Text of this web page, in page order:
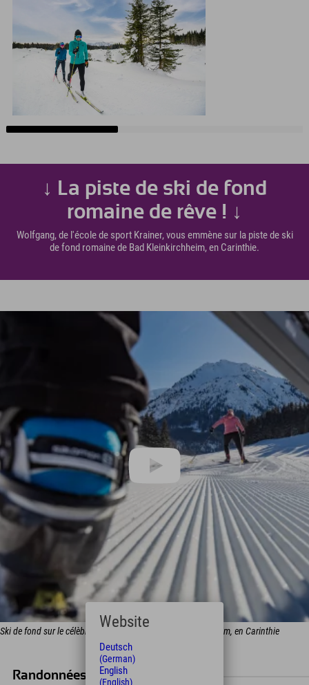
↓ La piste de ski de fond
romaine de rêve ! ↓
Wolfgang, de l'école de sport Krainer, vous emmène sur la piste de ski
de fond romaine de Bad Kleinkirchheim, en Carinthie.
Ski de fond sur le célèbre sentier romain de Bad Kleinkirchheim, en Carinthie
Randonnées de ski de fond
Website
Deutsch
(German)
English
(English)